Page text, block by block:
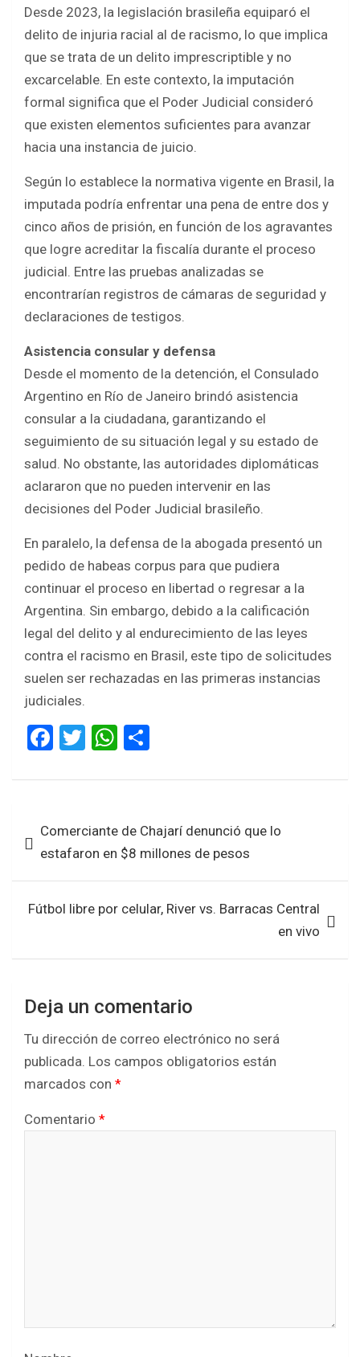
Desde 2023, la legislación brasileña equiparó el
delito de injuria racial al de racismo, lo que implica
que se trata de un delito imprescriptible y no
excarcelable. En este contexto, la imputación
formal significa que el Poder Judicial consideró
que existen elementos suficientes para avanzar
hacia una instancia de juicio.
Según lo establece la normativa vigente en Brasil, la
imputada podría enfrentar una pena de entre dos y
cinco años de prisión, en función de los agravantes
que logre acreditar la fiscalía durante el proceso
judicial. Entre las pruebas analizadas se
encontrarían registros de cámaras de seguridad y
declaraciones de testigos.
Asistencia consular y defensa
Desde el momento de la detención, el Consulado
Argentino en Río de Janeiro brindó asistencia
consular a la ciudadana, garantizando el
seguimiento de su situación legal y su estado de
salud. No obstante, las autoridades diplomáticas
aclararon que no pueden intervenir en las
decisiones del Poder Judicial brasileño.
En paralelo, la defensa de la abogada presentó un
pedido de habeas corpus para que pudiera
continuar el proceso en libertad o regresar a la
Argentina. Sin embargo, debido a la calificación
legal del delito y al endurecimiento de las leyes
contra el racismo en Brasil, este tipo de solicitudes
suelen ser rechazadas en las primeras instancias
judiciales.
F
ce
o
o
k
T
tt
W
at
A
p
p
ar
de Comerciante de Chajarí denunció que lo
estafaron en $8 millones de pesos
Fútbol libre por celular, River vs. Barracas Central
en vivo
Deja un comentario
Tu dirección de correo electrónico no será
publicada. Los campos obligatorios están
marcados con *
Comentario *